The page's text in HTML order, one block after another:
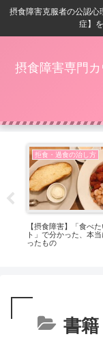
摂食障害克服者の公認
症】
摂食障害専門
拒食・過食の治し方
【摂食障害】「食べ
ト」で分かった、本
ったもの
書籍